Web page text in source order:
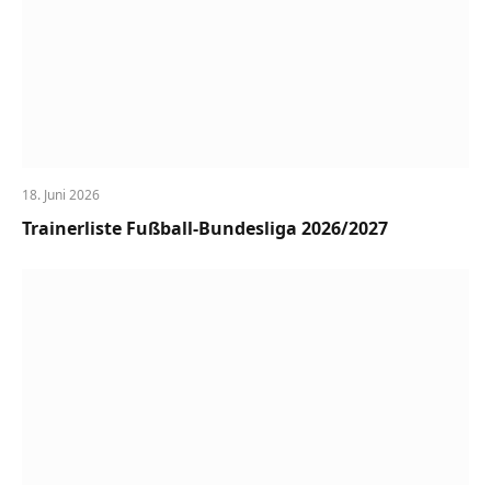
18. Juni 2026
Trainerliste Fußball-Bundesliga 2026/2027